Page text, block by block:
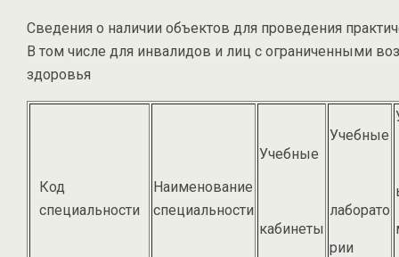
Сведения о наличии объектов для проведения
В том числе для инвалидов и лиц с ограниченными
здоровья
Код
специальности
Наименование
специальности
Учебные
кабинеты
Учебные
лаборато
рии